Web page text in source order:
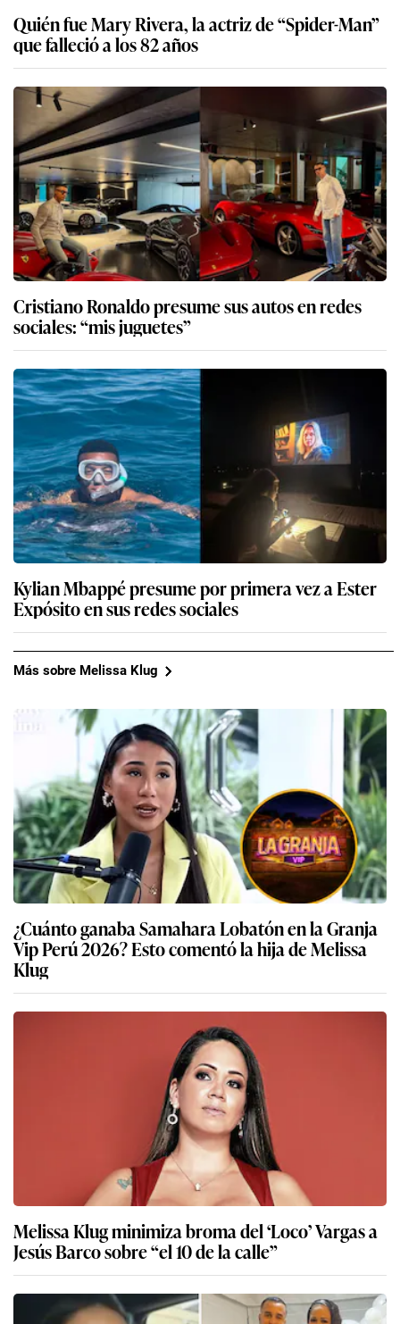
Quién fue Mary Rivera, la actriz de “Spider-Man”
que falleció a los 82 años
Cristiano Ronaldo presume sus autos en redes
sociales: “mis juguetes”
Kylian Mbappé presume por primera vez a Ester
Expósito en sus redes sociales
Más sobre Melissa Klug
¿Cuánto ganaba Samahara Lobatón en la Granja
Vip Perú 2026? Esto comentó la hija de Melissa
Klug
Melissa Klug minimiza broma del ‘Loco’ Vargas a
Jesús Barco sobre “el 10 de la calle”